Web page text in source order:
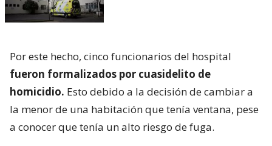
Por este hecho, cinco funcionarios del hospital
fueron formalizados por cuasidelito de
homicidio. Esto debido a la decisión de cambiar a
la menor de una habitación que tenía ventana, pese
a conocer que tenía un alto riesgo de fuga.